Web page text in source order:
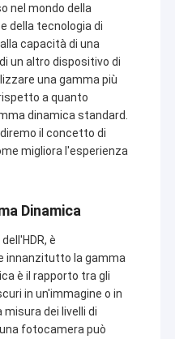
nel mondo della
della tecnologia di
capacità di una
un altro dispositivo di
una gamma più
a quanto
dinamica standard.
il concetto di
migliora l'esperienza
Dinamica
è
innanzitutto la gamma
è il rapporto tra gli
in un'immagine o in
dei livelli di
fotocamera può